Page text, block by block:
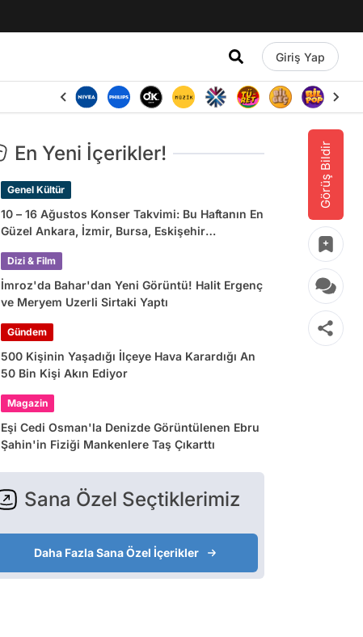
Giriş Yap
Görüş Bildir
En Yeni İçerikler!
Genel Kültür
10 – 16 Ağustos Konser Takvimi: Bu Haftanın En
Güzel Ankara, İzmir, Bursa, Eskişehir
Dizi & Film
İmroz'da Bahar'dan Yeni Görüntü! Halit Ergenç
ve Meryem Uzerli Sirtaki Yaptı
Gündem
500 Kişinin Yaşadığı İlçeye Hava Karardığı An
50 Bin Kişi Akın Ediyor
Magazin
Eşi Cedi Osman'la Denizde Görüntülenen Ebru
Şahin'in Fiziği Mankenlere Taş Çıkarttı
Sana Özel Seçtiklerimiz
Daha Fazla Sana Özel İçerikler